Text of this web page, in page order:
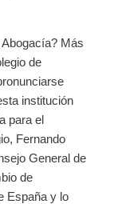
Más
de
institución
para el
Fernando
General de
de
España y lo